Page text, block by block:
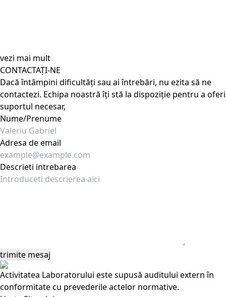
vezi mai mult
CONTACTAȚI-NE
Dacă întâmpini dificultăți sau ai întrebări, nu ezita să ne
contactezi. Echipa noastră îți stă la dispoziție pentru a oferi
suportul necesar,
Nume/Prenume
Adresa de email
Descrieti intrebarea
Activitatea Laboratorului este supusă auditului extern în
conformitate cu prevederile actelor normative.